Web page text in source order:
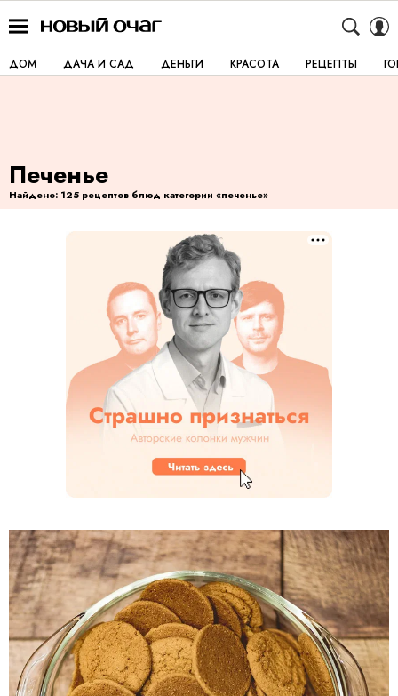
ДОМ ДАЧА И САД ДЕНЬГИ КРАСОТА РЕЦЕПТЫ
Печенье
Найдено: 125 рецептов блюд категории «печенье»